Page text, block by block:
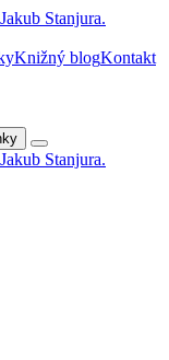
Knižný blogKontakt